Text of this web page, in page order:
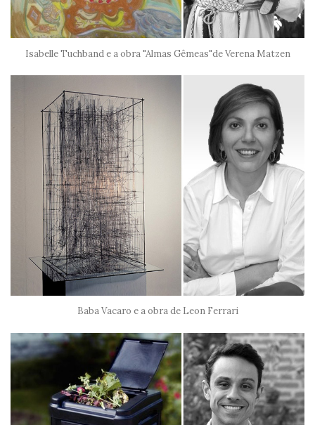
Isabelle Tuchband e a obra "Almas Gêmeas"de Verena Matzen
Baba Vacaro e a obra de Leon Ferrari